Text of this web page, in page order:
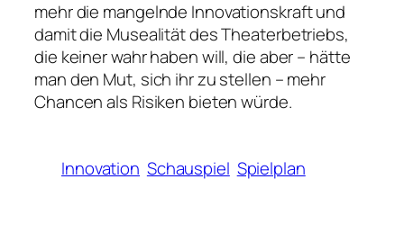
mehr die mangelnde Innovationskraft und
damit die Musealität des Theaterbetriebs,
die keiner wahr haben will, die aber – hätte
man den Mut, sich ihr zu stellen – mehr
Chancen als Risiken bieten würde.
Innovation Schauspiel Spielplan